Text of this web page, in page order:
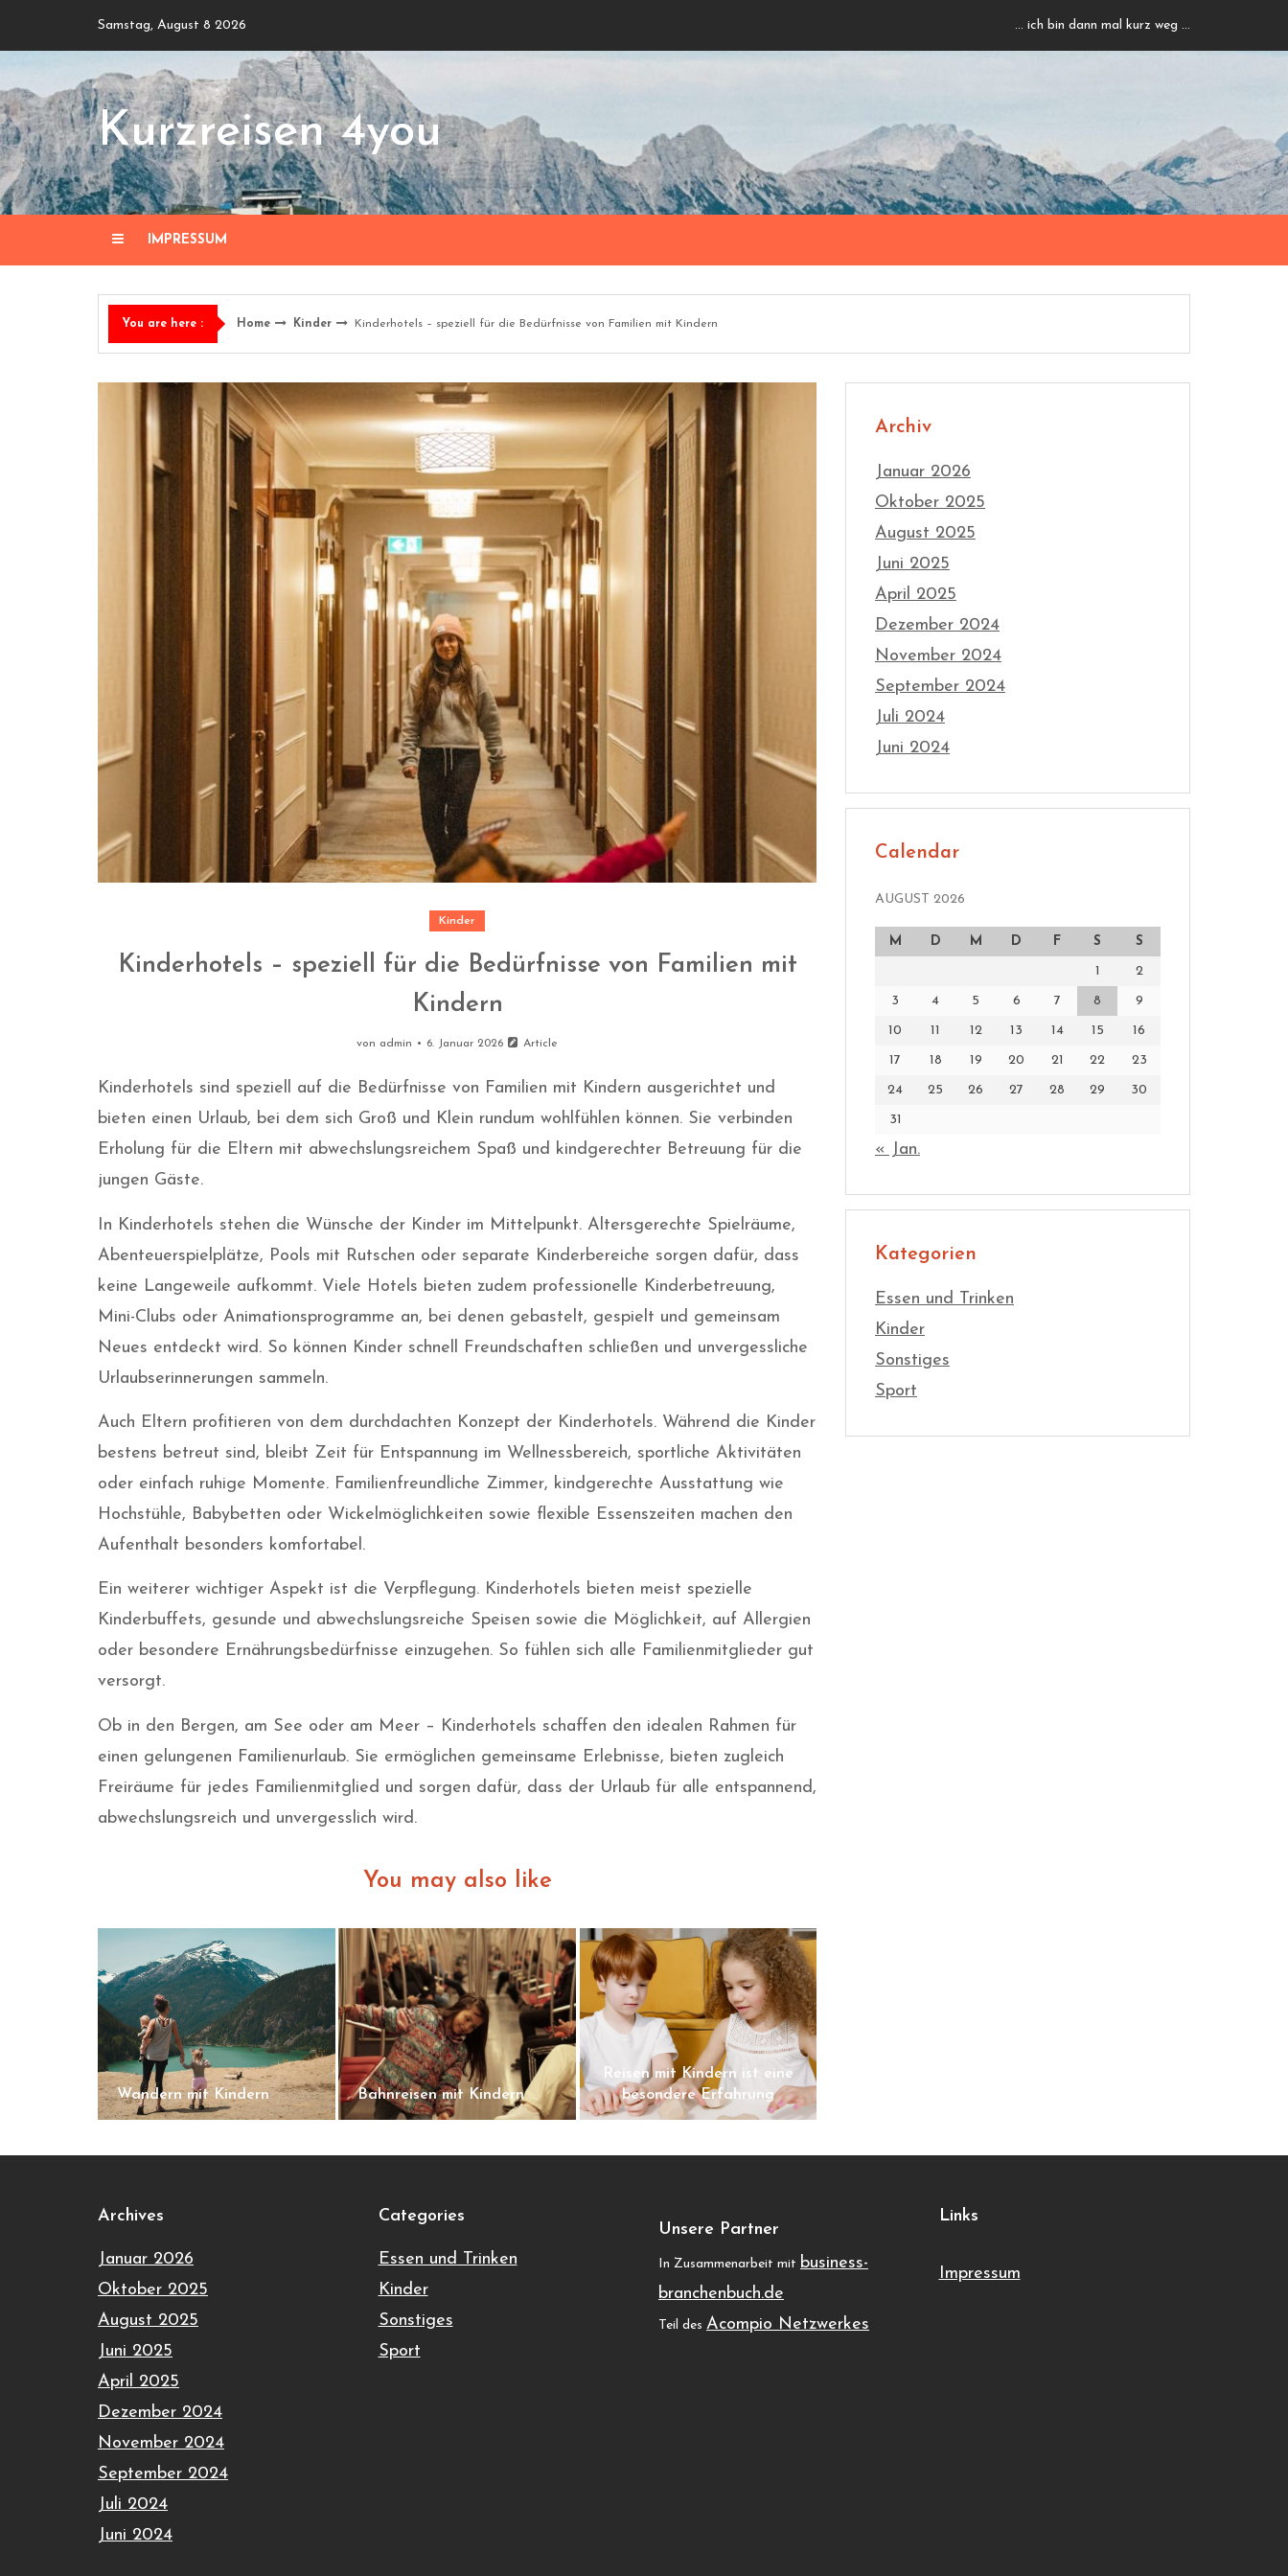
Samstag, August 8 2026 ... ich bin dann mal kurz weg ...
Kurzreisen 4you
IMPRESSUM
You are here : Home Kinder Kinderhotels – speziell für die Bedürfnisse von Familien mit Kindern
Kinder
Kinderhotels – speziell für die Bedürfnisse von Familien mit
Kindern
von admin 6. Januar 2026 Article
Kinderhotels sind speziell auf die Bedürfnisse von Familien mit Kindern ausgerichtet und
bieten einen Urlaub, bei dem sich Groß und Klein rundum wohlfühlen können. Sie verbinden
Erholung für die Eltern mit abwechslungsreichem Spaß und kindgerechter Betreuung für die
jungen Gäste.
In Kinderhotels stehen die Wünsche der Kinder im Mittelpunkt. Altersgerechte Spielräume,
Abenteuerspielplätze, Pools mit Rutschen oder separate Kinderbereiche sorgen dafür, dass
keine Langeweile aufkommt. Viele Hotels bieten zudem professionelle Kinderbetreuung,
Mini-Clubs oder Animationsprogramme an, bei denen gebastelt, gespielt und gemeinsam
Neues entdeckt wird. So können Kinder schnell Freundschaften schließen und unvergessliche
Urlaubserinnerungen sammeln.
Auch Eltern profitieren von dem durchdachten Konzept der Kinderhotels. Während die Kinder
bestens betreut sind, bleibt Zeit für Entspannung im Wellnessbereich, sportliche Aktivitäten
oder einfach ruhige Momente. Familienfreundliche Zimmer, kindgerechte Ausstattung wie
Hochstühle, Babybetten oder Wickelmöglichkeiten sowie flexible Essenszeiten machen den
Aufenthalt besonders komfortabel.
Ein weiterer wichtiger Aspekt ist die Verpflegung. Kinderhotels bieten meist spezielle
Kinderbuffets, gesunde und abwechslungsreiche Speisen sowie die Möglichkeit, auf Allergien
oder besondere Ernährungsbedürfnisse einzugehen. So fühlen sich alle Familienmitglieder gut
versorgt.
Ob in den Bergen, am See oder am Meer – Kinderhotels schaffen den idealen Rahmen für
einen gelungenen Familienurlaub. Sie ermöglichen gemeinsame Erlebnisse, bieten zugleich
Freiräume für jedes Familienmitglied und sorgen dafür, dass der Urlaub für alle entspannend,
abwechslungsreich und unvergesslich wird.
You may also like
Wandern mit Kindern Bahnreisen mit Kindern
Reisen mit Kindern ist eine
besondere Erfahrung
Archiv
Januar 2026
Oktober 2025
August 2025
Juni 2025
April 2025
Dezember 2024
November 2024
September 2024
Juli 2024
Juni 2024
Calendar
AUGUST 2026
M D M D F S S
1 2
3 4 5 6 7 8 9
10 11 12 13 14 15 16
17 18 19 20 21 22 23
24 25 26 27 28 29 30
31
« Jan.
Kategorien
Essen und Trinken
Kinder
Sonstiges
Sport
Archives
Januar 2026
Oktober 2025
August 2025
Juni 2025
April 2025
Dezember 2024
November 2024
September 2024
Juli 2024
Juni 2024
Categories
Essen und Trinken
Kinder
Sonstiges
Sport
Unsere Partner
In Zusammenarbeit mit business-
branchenbuch.de
Teil des Acompio Netzwerkes
Links
Impressum